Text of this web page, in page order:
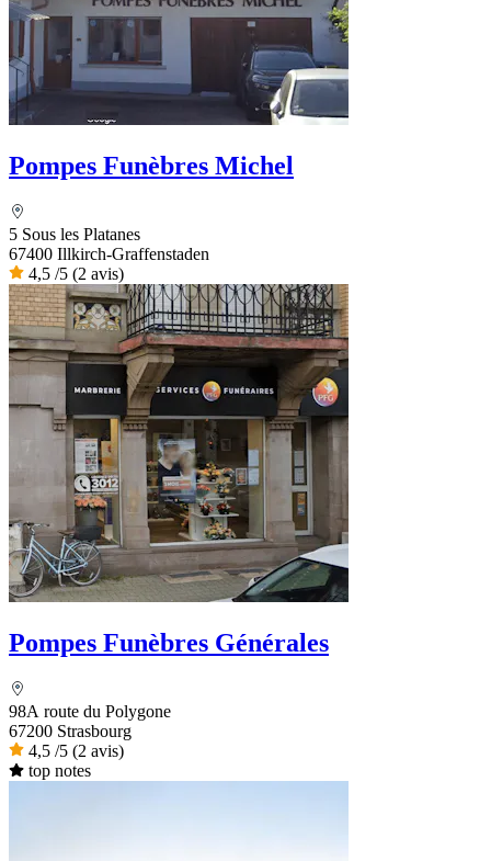
Pompes Funèbres Michel
5 Sous les Platanes
67400 Illkirch-Graffenstaden
4,5 /5 (2 avis)
Pompes Funèbres Générales
98A route du Polygone
67200 Strasbourg
4,5 /5 (2 avis)
top notes